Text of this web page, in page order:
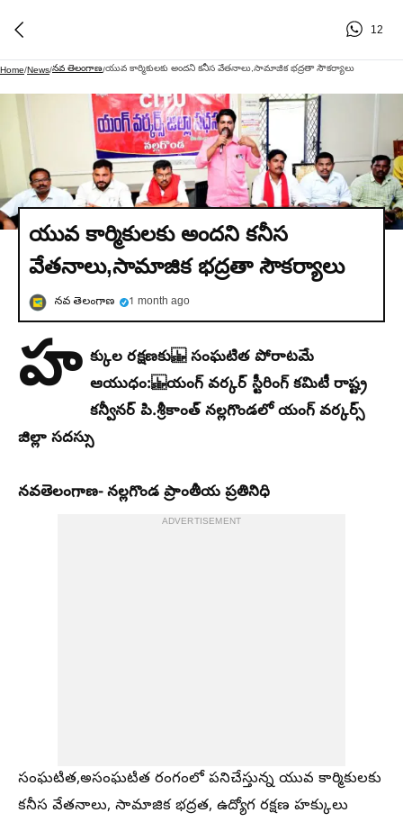
12
Home/News/నవ తెలంగాణ/యువ కార్మికులకు అందని కనీస వేతనాలు,సామాజిక భద్రతా సౌకర్యాలు
యువ కార్మికులకు అందని కనీస
వేతనాలు,సామాజిక భద్రతా సౌకర్యాలు
నవ తెలంగాణ 1 month ago
హ క్కుల రక్ష‍ణకు సంఘటిత పోరాటమే
ఆయుధం: యంగ్ వర్కర్ స్టీరింగ్ కమిటీ రాష్ట్ర
కన్వీనర్ పి.శ్రీకాంత్ నల్లగొండలో యంగ్ వర్కర్స్
జిల్లా సదస్సు
​నవతెలంగాణ- నల్లగొండ ప్రాంతీయ ప్రతినిధి
ADVERTISEMENT
సంఘటిత,అసంఘటిత రంగంలో పనిచేస్తున్న యువ కార్మికులకు
కనీస వేతనాలు, సామాజిక భద్రత, ఉద్యోగ రక్షణ హక్కులు